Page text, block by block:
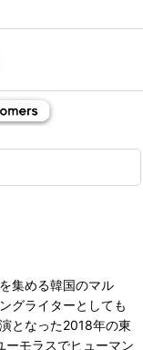
集める韓国のマル
グライターとしても
となった2018年の東
ーモラスでヒューマン